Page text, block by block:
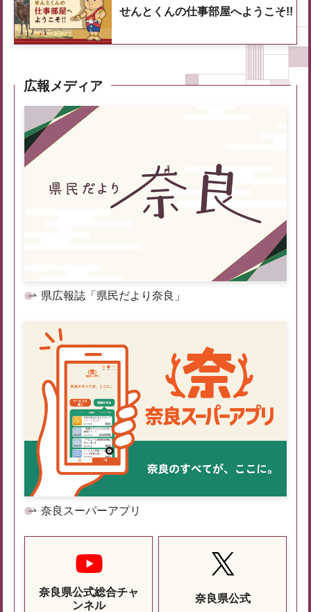
せんとくんの仕事部屋へようこそ!!
広報メディア
県広報誌「県民だより奈良」
奈良スーパーアプリ
奈良県公式総合チャ
ンネル
奈良県公式